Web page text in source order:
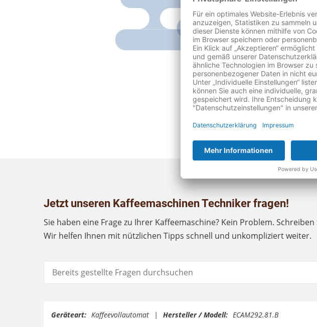
Jetzt unseren Kaffeemaschinen Techniker fragen!
Sie haben eine Frage zu Ihrer Kaffeemaschine? Kein Problem. Schreiben
Wir helfen Ihnen mit nützlichen Tipps schnell und unkompliziert weiter.
Geräteart: Kaffeevollautomat Hersteller / Modell: ECAM292.81.B